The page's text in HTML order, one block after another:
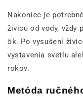
Nakoniec je
živicu od vody, vždy
ôk. Po vysušení
vystavenia svetlu
rokov.
Metóda